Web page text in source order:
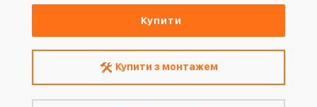
Купити
Купити з монтажем